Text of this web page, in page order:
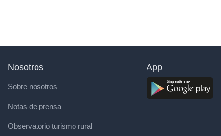
Nosotros
Sobre nosotros
Notas de prensa
Observatorio turismo rural
App